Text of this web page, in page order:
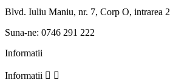
Blvd. Iuliu Maniu, nr. 7, Corp O, intrarea 2
Suna-ne: 0746 291 222
Informatii
Informatii  